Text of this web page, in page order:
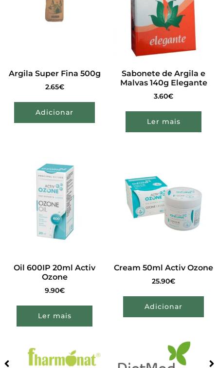
Argila Super Fina 500g
2.65€
Adicionar
Sabonete de Argila e
Malvas 140g Elegante
3.60€
Ler mais
Oil 600IP 20ml Activ
Ozone
9.90€
Ler mais
Cream 50ml Activ Ozone
25.90€
Adicionar